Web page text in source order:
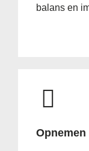
balans en
Opnemen